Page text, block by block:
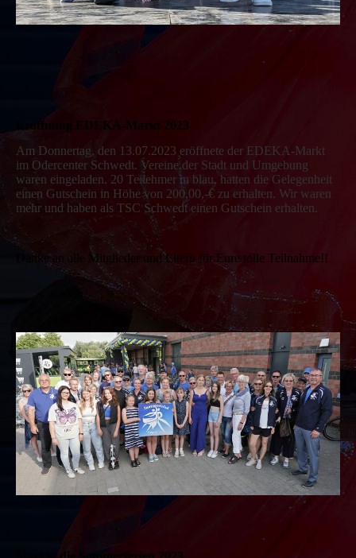
Eröffnung EDEKA-Markt 2023
Am Donnertag, den 13.07.2023 eröffnete der EDEKA-Markt
im Odercenter Schwedt. Vereine der Stadt und Umgebung
waren eingeladen. 20 Teilehmer in blau, hatten die Gelegenheit
einen Gutschein in Höhe von 200,00,-€ zu erhalten. Wir waren
mehr und haben als TSC Schwedt einen Gutschein erhalten.
Danke an alle Mitglieder und Eltern für Eure tolle Teilnahme!!